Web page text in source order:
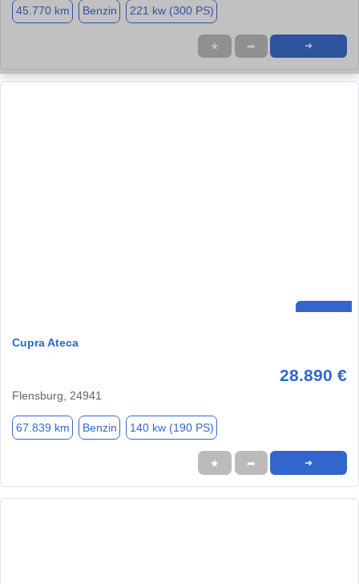
45.770 km Benzin 221 kw (300 PS)
★ ➦ ➜
Cupra Ateca
28.890 €
Flensburg, 24941
67.839 km Benzin 140 kw (190 PS)
★ ➦ ➜